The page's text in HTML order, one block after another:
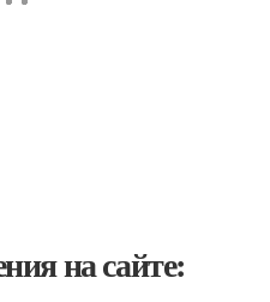
на сайте: